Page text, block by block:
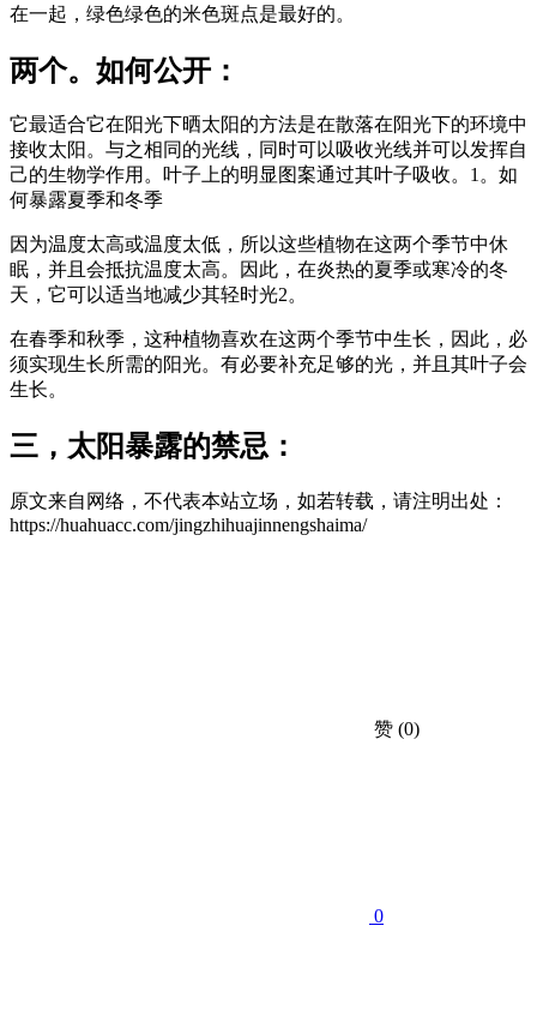
在一起，绿色绿色的米色斑点是最好的。
两个。如何公开：
它最适合它在阳光下晒太阳的方法是在散落在阳光下的环境中
接收太阳。与之相同的光线，同时可以吸收光线并可以发挥自
己的生物学作用。叶子上的明显图案通过其叶子吸收。1。如
何暴露夏季和冬季
因为温度太高或温度太低，所以这些植物在这两个季节中休
眠，并且会抵抗温度太高。因此，在炎热的夏季或寒冷的冬
天，它可以适当地减少其轻时光2。
在春季和秋季，这种植物喜欢在这两个季节中生长，因此，必
须实现生长所需的阳光。有必要补充足够的光，并且其叶子会
生长。
三，太阳暴露的禁忌：
原文来自网络，不代表本站立场，如若转载，请注明出处：
https://huahuacc.com/jingzhihuajinnengshaima/
赞 (0)
0